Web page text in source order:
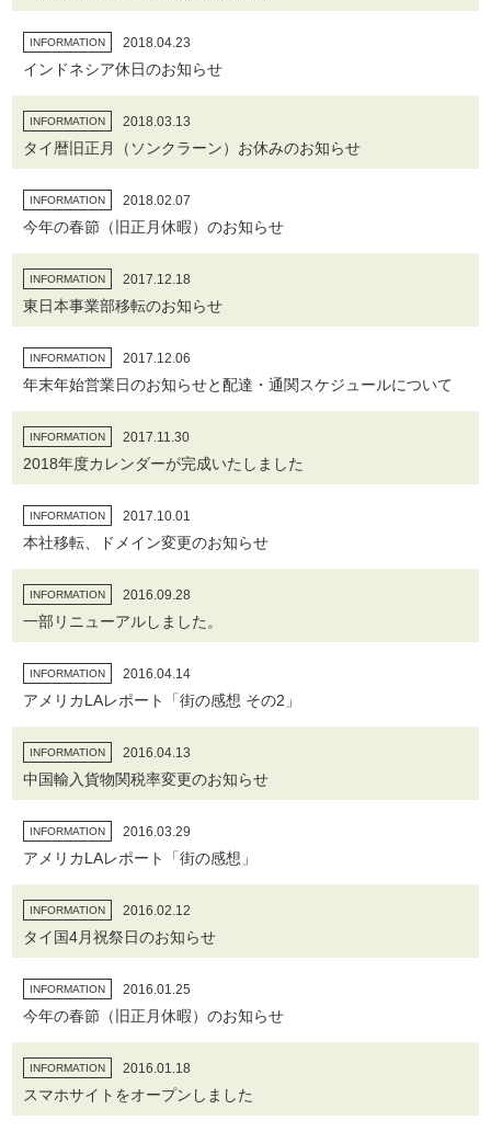
INFORMATION 2018.04.23
インドネシア休日のお知らせ
INFORMATION 2018.03.13
タイ暦旧正月（ソンクラーン）お休みのお知らせ
INFORMATION 2018.02.07
今年の春節（旧正月休暇）のお知らせ
INFORMATION 2017.12.18
東日本事業部移転のお知らせ
INFORMATION 2017.12.06
年末年始営業日のお知らせと配達・通関スケジュールについて
INFORMATION 2017.11.30
2018年度カレンダーが完成いたしました
INFORMATION 2017.10.01
本社移転、ドメイン変更のお知らせ
INFORMATION 2016.09.28
一部リニューアルしました。
INFORMATION 2016.04.14
アメリカLAレポート「街の感想 その2」
INFORMATION 2016.04.13
中国輸入貨物関税率変更のお知らせ
INFORMATION 2016.03.29
アメリカLAレポート「街の感想」
INFORMATION 2016.02.12
タイ国4月祝祭日のお知らせ
INFORMATION 2016.01.25
今年の春節（旧正月休暇）のお知らせ
INFORMATION 2016.01.18
スマホサイトをオープンしました